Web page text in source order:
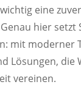
eine
hier setzt
mit moderner
Lösungen, die
vereinen.